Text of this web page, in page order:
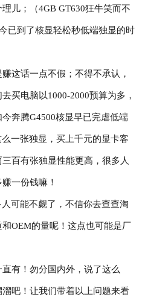
儿；（4GB GT630狂牛笑而不
已到了核显轻松秒低端独显的时
话一点不假；不得不承认，
买电脑以1000-2000预算为多，
奔腾G4500核显早已完虐低端
一张独显，买上千元的显卡客
百有张独显性能更高，很多人
一份钱嘛！
可能不觑了，不信你去查查淘
OEM的量呢！这点也可能是厂
有！勿分国内外，说了这么
吧！让我们带着以上问题来看